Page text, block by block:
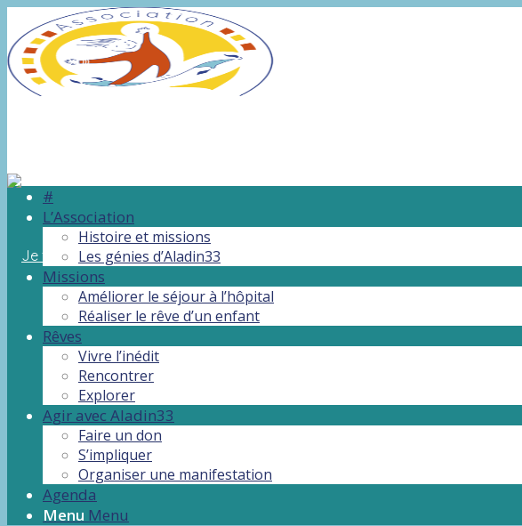
#
L’Association
Histoire et missions
Les génies d’Aladin33
Missions
Améliorer le séjour à l’hôpital
Réaliser le rêve d’un enfant
Rêves
Vivre l’inédit
Rencontrer
Explorer
Agir avec Aladin33
Faire un don
S’impliquer
Organiser une manifestation
Agenda
Menu Menu